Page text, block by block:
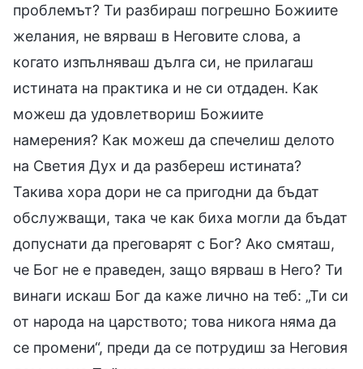
проблемът? Ти разбираш погрешно Божиите
желания, не вярваш в Неговите слова, а
когато изпълняваш дълга си, не прилагаш
истината на практика и не си отдаден. Как
можеш да удовлетвориш Божиите
намерения? Как можеш да спечелиш делото
на Светия Дух и да разбереш истината?
Такива хора дори не са пригодни да бъдат
обслужващи, така че как биха могли да бъдат
допуснати да преговарят с Бог? Ако смяташ,
че Бог не е праведен, защо вярваш в Него? Ти
винаги искаш Бог да каже лично на теб: „Ти си
от народа на царството; това никога няма да
се промени“, преди да се потрудиш за Неговия